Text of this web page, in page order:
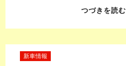
つづきを読む
新車情報